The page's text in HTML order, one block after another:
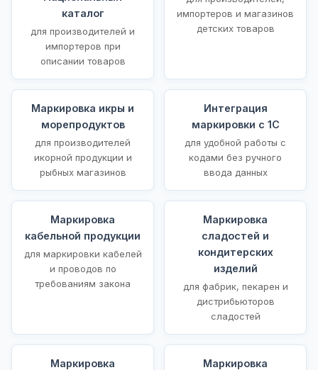
каталог
для производителей и
импортеров при
описании товаров
импортеров и магазинов
детских товаров
Маркировка икры и
морепродуктов
для производителей
икорной продукции и
рыбных магазинов
Интеграция
маркировки с 1С
для удобной работы с
кодами без ручного
ввода данных
Маркировка
кабельной продукции
для маркировки кабелей
и проводов по
требованиям закона
Маркировка
сладостей и
кондитерских
изделий
для фабрик, пекарен и
дистрибьюторов
сладостей
Маркировка
Маркировка